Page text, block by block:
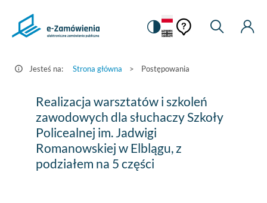
Postępowania
Zamówienia.gov.pl
Zmiana
na
kontrastową
Pomoc
kontekstowa
Pomoc
Moje
Jesteś na: Strona główna > Postępowania
Realizacja
warsztatów
szkoleń
zawodowych
Realizacja warsztatów i szkoleń
zawodowych dla słuchaczy Szkoły
Policealnej im. Jadwigi
Romanowskiej w Elblągu, z
podziałem na 5 części